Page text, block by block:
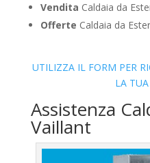
Vendita Caldaia da
Offerte Caldaia da
UTILIZZA IL FORM PER
LA
Assistenza
Vaillant